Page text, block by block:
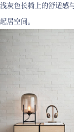
浅灰色长椅上的舒适感
起居空间。